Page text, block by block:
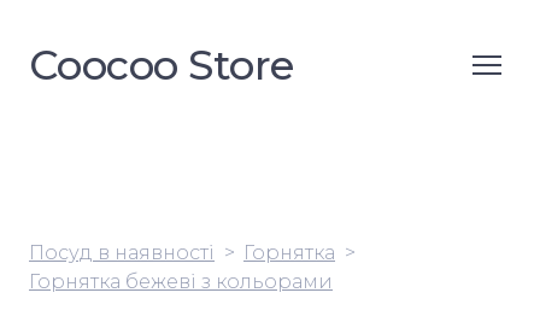
Coocoo Store
Посуд в наявності
Горнятка
Горнятка бежеві з кольорами